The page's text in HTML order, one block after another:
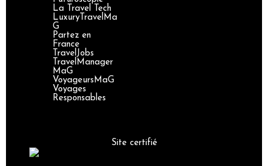
La Travel Tech
LuxuryTravelMa
G
Partez en
France
TravelJobs
TravelManager
MaG
VoyageursMaG
Voyages
Responsables
Site certifié